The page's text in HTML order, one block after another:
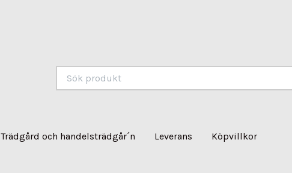
Trädgård och handelsträdgår´n Leverans Köpvillkor